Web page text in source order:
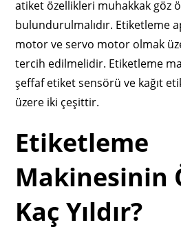
atiket özellikleri muhakkak göz
bulundurulmalıdır. Etiketleme
motor ve servo motor olmak
tercih edilmelidir. Etiketleme
şeffaf etiket sensörü ve kağıt
üzere iki çeşittir.
Etiketleme
Makinesinin
Kaç Yıldır?